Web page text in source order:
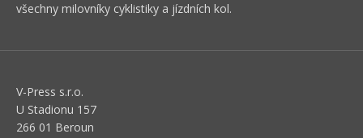
všechny milovníky cyklistiky a jízdních kol.
V-Press s.r.o.
U Stadionu 157
266 01 Beroun